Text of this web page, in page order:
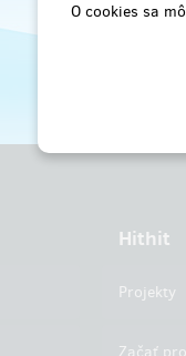
O cookies sa
Hithit
Projekty